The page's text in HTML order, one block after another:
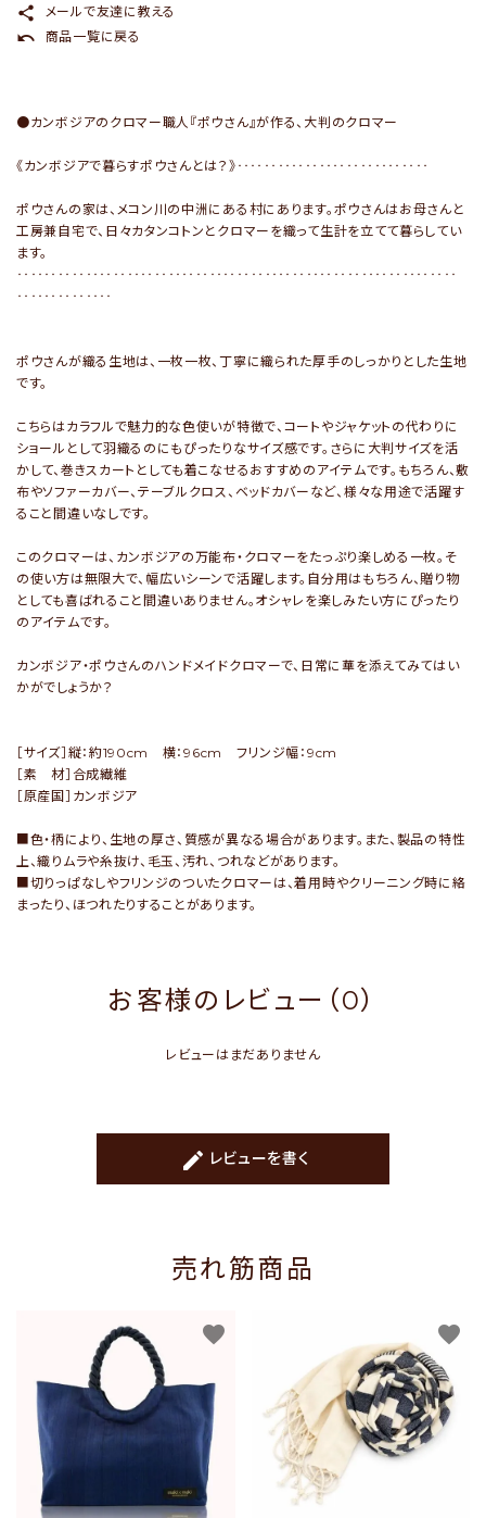
- お問い合わせ
share メールで友達に教える
undo 商品一覧に戻る
●カンボジアのクロマー職人『ポウさん』が作る、大判のクロマー
《カンボジアで暮らすポウさんとは？》‥‥‥‥‥‥‥‥‥‥‥‥‥‥
ポウさんの家は、メコン川の中洲にある村にあります。ポウさんはお母さんと
工房兼自宅で、日々カタンコトンとクロマーを織って生計を立てて暮らしてい
ます。
‥‥‥‥‥‥‥‥‥‥‥‥‥‥‥‥‥‥‥‥‥‥‥‥‥‥‥‥‥‥‥‥
‥‥‥‥‥‥‥
ポウさんが織る生地は、一枚一枚、丁寧に織られた厚手のしっかりとした生地
です。
こちらはカラフルで魅力的な色使いが特徴で、コートやジャケットの代わりに
ショールとして羽織るのにもぴったりなサイズ感です。さらに大判サイズを活
かして、巻きスカートとしても着こなせるおすすめのアイテムです。もちろん、敷
布やソファーカバー、テーブルクロス、ベッドカバーなど、様々な用途で活躍す
ること間違いなしです。
このクロマーは、カンボジアの万能布・クロマーをたっぷり楽しめる一枚。そ
の使い方は無限大で、幅広いシーンで活躍します。自分用はもちろん、贈り物
としても喜ばれること間違いありません。オシャレを楽しみたい方にぴったり
のアイテムです。
カンボジア・ポウさんのハンドメイドクロマーで、日常に華を添えてみてはい
かがでしょうか？
［サイズ］縦：約190cm 横：96cm フリンジ幅：9cm
［素 材］合成繊維
［原産国］カンボジア
■色・柄により、生地の厚さ、質感が異なる場合があります。また、製品の特性
上、織りムラや糸抜け、毛玉、汚れ、つれなどがあります。
■切りっぱなしやフリンジのついたクロマーは、着用時やクリーニング時に絡
まったり、ほつれたりすることがあります。
お客様のレビュー（0）
レビューはまだありません
create レビューを書く
売れ筋商品
favorite favorite